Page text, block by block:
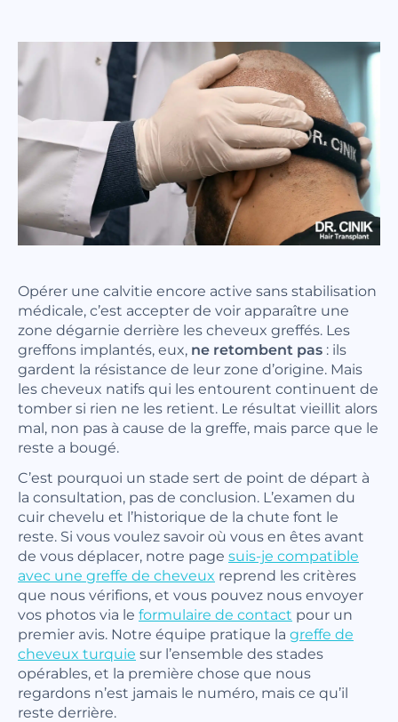
Opérer une calvitie encore active sans stabilisation
médicale, c’est accepter de voir apparaître une
zone dégarnie derrière les cheveux greffés. Les
greffons implantés, eux, ne retombent pas : ils
gardent la résistance de leur zone d’origine. Mais
les cheveux natifs qui les entourent continuent de
tomber si rien ne les retient. Le résultat vieillit alors
mal, non pas à cause de la greffe, mais parce que le
reste a bougé.
C’est pourquoi un stade sert de point de départ à
la consultation, pas de conclusion. L’examen du
cuir chevelu et l’historique de la chute font le
reste. Si vous voulez savoir où vous en êtes avant
de vous déplacer, notre page suis-je compatible
avec une greffe de cheveux reprend les critères
que nous vérifions, et vous pouvez nous envoyer
vos photos via le formulaire de contact pour un
premier avis. Notre équipe pratique la greffe de
cheveux turquie sur l’ensemble des stades
opérables, et la première chose que nous
regardons n’est jamais le numéro, mais ce qu’il
reste derrière.